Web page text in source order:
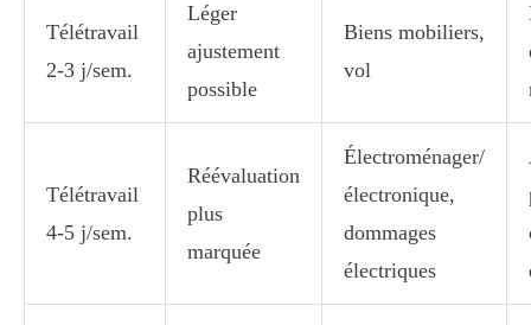
Télétravail
2-3 j/sem.
Léger
ajustement
possible
Biens mobiliers,
vol
Télétravail
4-5 j/sem.
Réévaluation
plus
marquée
Électroménager/
électronique,
dommages
électriques